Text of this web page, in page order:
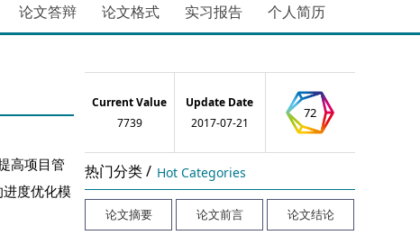
论文答辩 论文格式 实习报告 个人简历
高项目管
度优化模
Current Value
7739
Update Date
2017-07-21
72
热门分类 / Hot Categories
论文摘要 论文前言 论文结论